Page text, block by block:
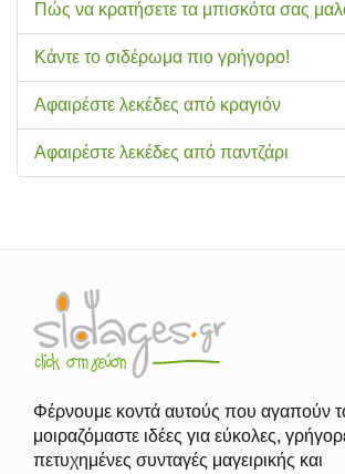
Πώς να κρατήσετε τα μπισκότα σας
Κάντε το σιδέρωμα πιο γρήγορο!
Αφαιρέστε λεκέδες από κραγιόν
Αφαιρέστε λεκέδες από παντζάρι
Φέρνουμε κοντά αυτούς που αγαπούν
μοιραζόμαστε ιδέες για εύκολες,
πετυχημένες συνταγές μαγειρικής και